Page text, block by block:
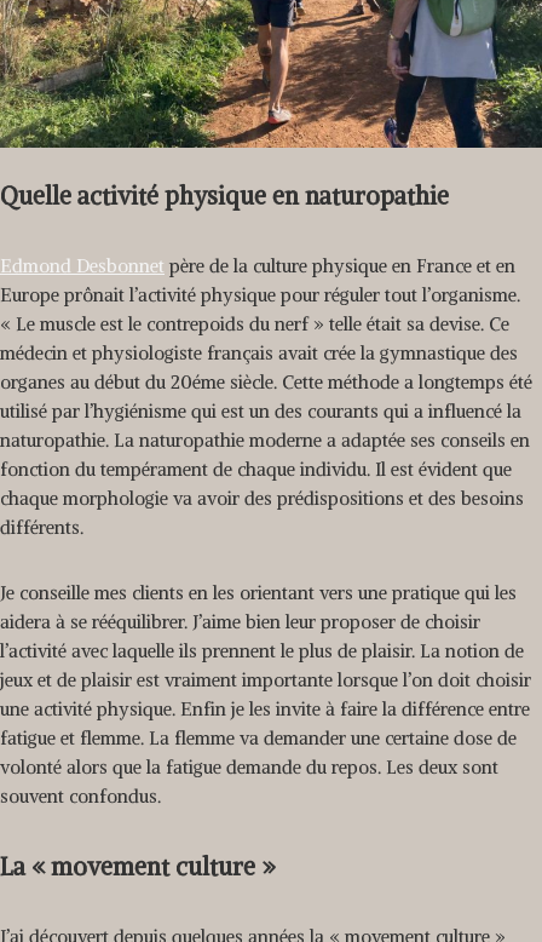
Quelle activité physique en naturopathie
Edmond Desbonnet père de la culture physique en France et en
Europe prônait l’activité physique pour réguler tout l’organisme.
« Le muscle est le contrepoids du nerf » telle était sa devise. Ce
médecin et physiologiste français avait crée la gymnastique des
organes au début du 20éme siècle. Cette méthode a longtemps été
utilisé par l’hygiénisme qui est un des courants qui a influencé la
naturopathie. La naturopathie moderne a adaptée ses conseils en
fonction du tempérament de chaque individu. Il est évident que
chaque morphologie va avoir des prédispositions et des besoins
différents.
Je conseille mes clients en les orientant vers une pratique qui les
aidera à se rééquilibrer. J’aime bien leur proposer de choisir
l’activité avec laquelle ils prennent le plus de plaisir. La notion de
jeux et de plaisir est vraiment importante lorsque l’on doit choisir
une activité physique. Enfin je les invite à faire la différence entre
fatigue et flemme. La flemme va demander une certaine dose de
volonté alors que la fatigue demande du repos. Les deux sont
souvent confondus.
La « movement culture »
J’ai découvert depuis quelques années la « movement culture »